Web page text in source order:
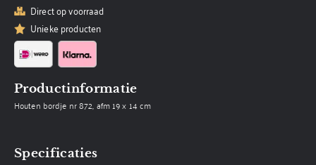
Direct op voorraad
Unieke producten
Productinformatie
Houten bordje nr 872, afm 19 x 14 cm
Specificaties